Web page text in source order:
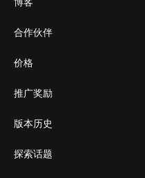
合作伙伴
价格
推广奖励
版本历史
探索话题